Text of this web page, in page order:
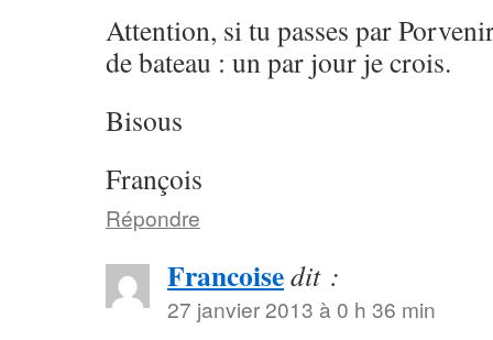
Attention, si tu passes par
de bateau : un par jour je crois.
Bisous
François
Répondre
Francoisedit :
27 janvier 2013 à 0 h 36 min